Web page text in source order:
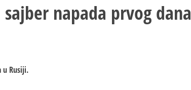
napada prvog dana
u Rusiji.